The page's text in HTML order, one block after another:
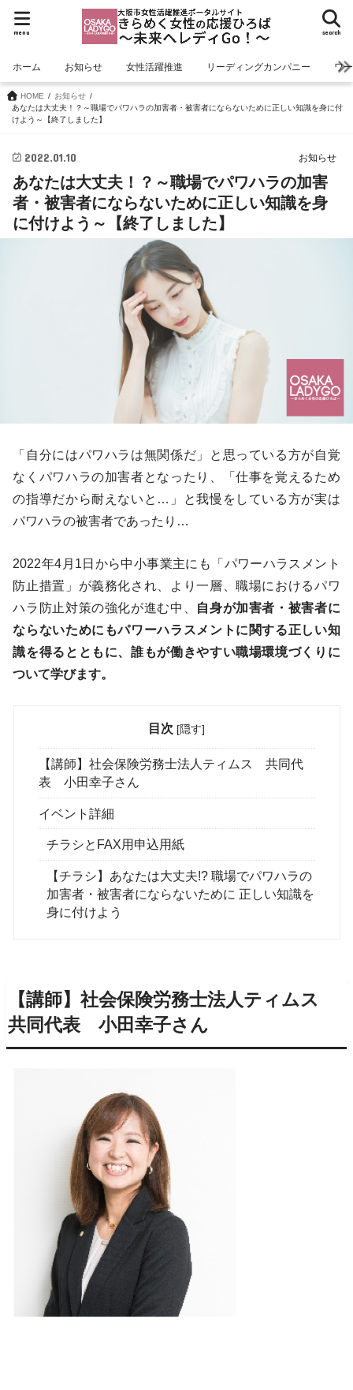
search
menu
ホーム お知らせ 女性活躍推進 リーディングカンパニー ワ
HOME
お知らせ
あなたは大丈夫！？～職場でパワハラの加害者・被害者にならないために正しい知識を身に付
けよう～【終了しました】
お知らせ
2022.01.10
あなたは大丈夫！？～職場でパワハラの加害
者・被害者にならないために正しい知識を身
に付けよう～【終了しました】
「自分にはパワハラは無関係だ」と思っている方が自覚
なくパワハラの加害者となったり、「仕事を覚えるため
の指導だから耐えないと…」と我慢をしている方が実は
パワハラの被害者であったり…
2022年4月1日から中小事業主にも「パワーハラスメント
防止措置」が義務化され、より一層、職場におけるパワ
ハラ防止対策の強化が進む中、 自身が加害者・被害者に
ならないためにもパワーハラスメントに関する正しい知
識を得るとともに、誰もが働きやすい職場環境づくりに
ついて学びます。
目次 [隠す]
【講師】社会保険労務士法人ティムス 共同代
表 小田幸子さん
イベント詳細
チラシとFAX用申込用紙
【チラシ】あなたは大丈夫!? 職場でパワハラの
加害者・被害者にならないために 正しい知識を
身に付けよう
【講師】社会保険労務士法人ティムス
共同代表 小田幸子さん